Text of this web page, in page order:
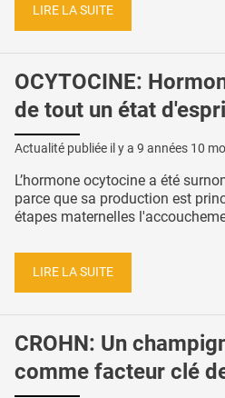
LIRE LA SUITE
OCYTOCINE:
de tout un état
Actualité publiée il y a 9 années 10
L’hormone ocytocine a été
parce que sa production est
étapes maternelles
LIRE LA SUITE
CROHN: Un
comme facteur clé